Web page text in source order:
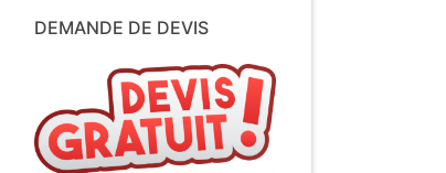
DEMANDE DE DEVIS